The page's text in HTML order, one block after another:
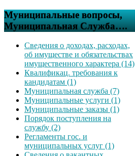
Муниципальные вопросы,
Муниципальная Служба….
Сведения о доходах, расходах,
об имуществе и обязательствах
имущественного характера (14)
Квалификац. требования к
кандидатам (1)
Муниципальная служба (7)
Муниципальные услуги (1)
Муниципальные заказы (1)
Порядок поступления на
службу (2)
Регламенты гос. и
муниципальных услуг (1)